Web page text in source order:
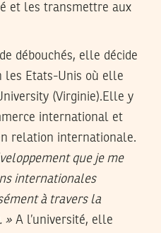
et les transmettre aux
débouchés, elle décide
les Etats-Unis où elle
(Virginie).Elle y
international et
relation internationale.
que je me
internationales
à travers la
» A l’université, elle